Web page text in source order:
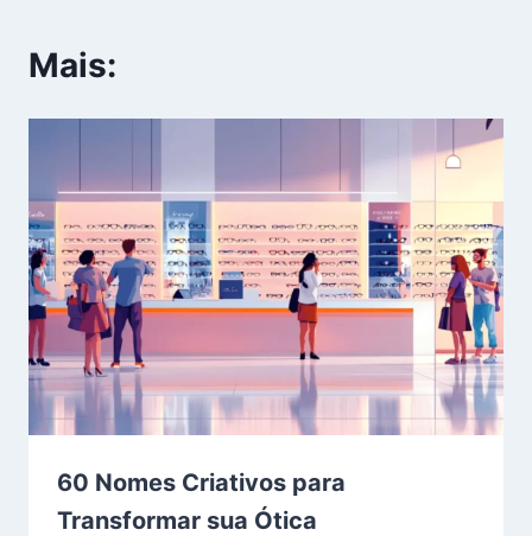
Mais:
60 Nomes Criativos para
Transformar sua Ótica